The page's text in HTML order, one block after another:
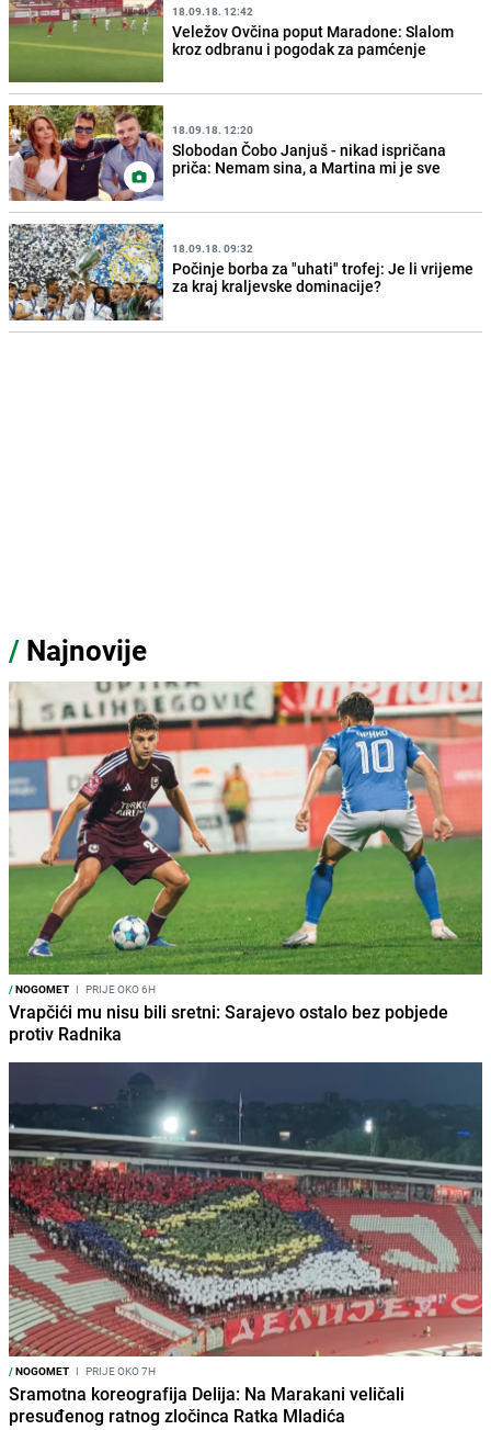
18.09.18. 12:42
Veležov Ovčina poput Maradone: Slalom
kroz odbranu i pogodak za pamćenje
18.09.18. 12:20
Slobodan Čobo Janjuš - nikad ispričana
priča: Nemam sina, a Martina mi je sve
18.09.18. 09:32
Počinje borba za "uhati" trofej: Je li vrijeme
za kraj kraljevske dominacije?
/ Najnovije
/NOGOMET I PRIJE OKO 6H
Vrapčići mu nisu bili sretni: Sarajevo ostalo bez pobjede
protiv Radnika
/NOGOMET I PRIJE OKO 7H
Sramotna koreografija Delija: Na Marakani veličali
presuđenog ratnog zločinca Ratka Mladića